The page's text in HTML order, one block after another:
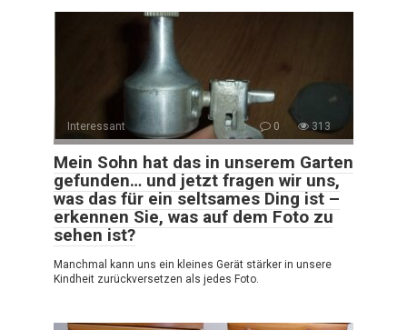
Interessant 0 313
Mein Sohn hat das in unserem Garten
gefunden… und jetzt fragen wir uns,
was das für ein seltsames Ding ist –
erkennen Sie, was auf dem Foto zu
sehen ist?
Manchmal kann uns ein kleines Gerät stärker in unsere
Kindheit zurückversetzen als jedes Foto.